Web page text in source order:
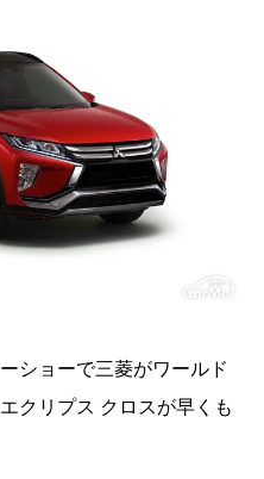
ショーで三菱がワールド
クリプス クロスが早くも